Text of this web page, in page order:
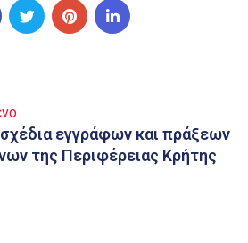
εγγράφων και πράξεων
της Περιφέρειας Κρήτης